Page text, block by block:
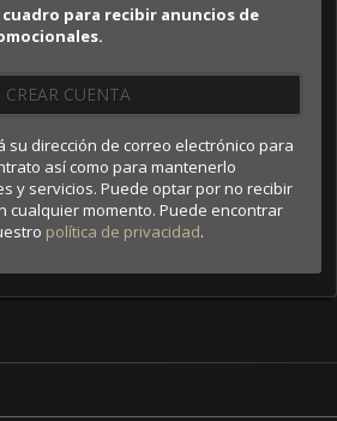
cuadro para recibir anuncios de
CREAR CUENTA
su dirección de correo electrónico para
así como para mantenerlo
y servicios. Puede optar por no recibir
cualquier momento. Puede encontrar
política de privacidad.